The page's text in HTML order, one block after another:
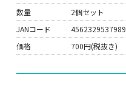
数量
2個セット
JANコード
4562329537989
価格
700円(税抜き)